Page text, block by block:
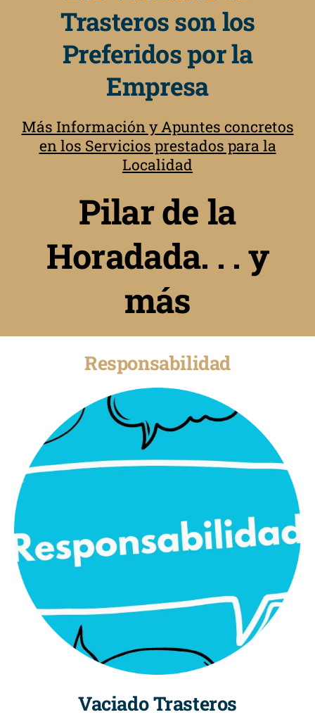
Trasteros son los
Preferidos por la
Empresa
Más Información y Apuntes concretos
en los Servicios prestados para la
Localidad
Pilar de la
Horadada. . . y
más
Responsabilidad
Vaciado Trasteros